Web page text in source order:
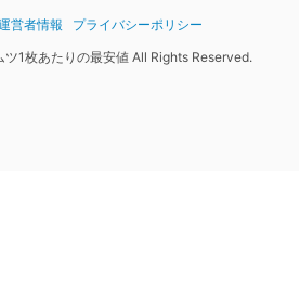
営者情報
プライバシーポリシー
1枚あたりの最安値 All Rights Reserved.